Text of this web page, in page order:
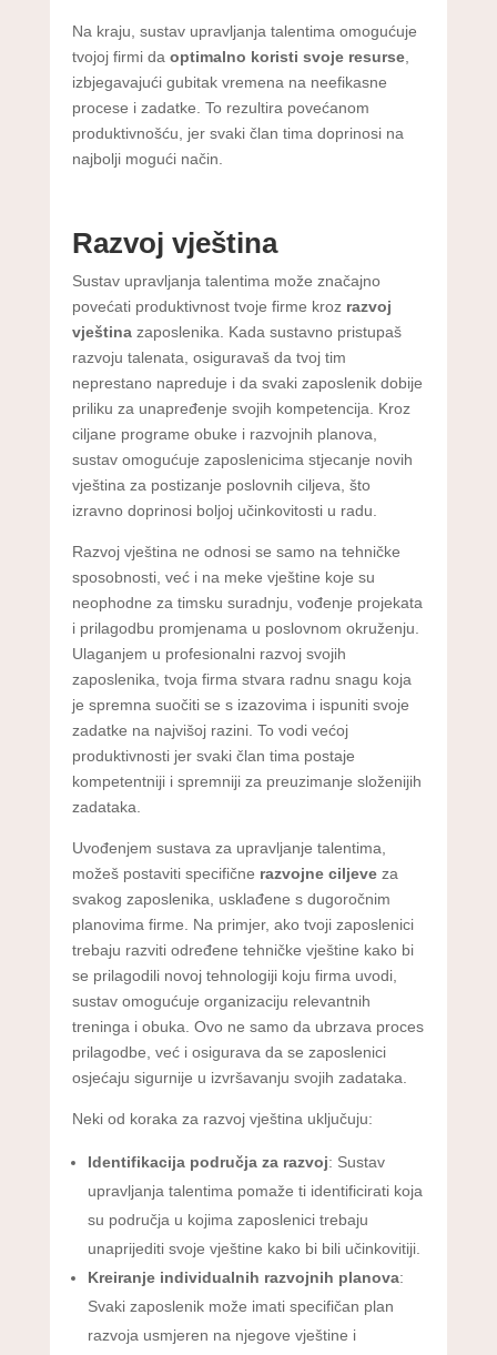
Na kraju, sustav upravljanja talentima omogućuje
tvojoj firmi da optimalno koristi svoje resurse,
izbjegavajući gubitak vremena na neefikasne
procese i zadatke. To rezultira povećanom
produktivnošću, jer svaki član tima doprinosi na
najbolji mogući način.
Razvoj vještina
Sustav upravljanja talentima može značajno
povećati produktivnost tvoje firme kroz razvoj
vještinazaposlenika. Kada sustavno pristupaš
razvoju talenata, osiguravaš da tvoj tim
neprestano napreduje i da svaki zaposlenik dobije
priliku za unapređenje svojih kompetencija. Kroz
ciljane programe obuke i razvojnih planova,
sustav omogućuje zaposlenicima stjecanje novih
vještina za postizanje poslovnih ciljeva, što
izravno doprinosi boljoj učinkovitosti u radu.
Razvoj vještina ne odnosi se samo na tehničke
sposobnosti, već i na meke vještine koje su
neophodne za timsku suradnju, vođenje projekata
i prilagodbu promjenama u poslovnom okruženju.
Ulaganjem u profesionalni razvoj svojih
zaposlenika, tvoja firma stvara radnu snagu koja
je spremna suočiti se s izazovima i ispuniti svoje
zadatke na najvišoj razini. To vodi većoj
produktivnosti jer svaki član tima postaje
kompetentniji i spremniji za preuzimanje složenijih
zadataka.
Uvođenjem sustava za upravljanje talentima,
možeš postaviti specifične razvojne ciljeveza
svakog zaposlenika, usklađene s dugoročnim
planovima firme. Na primjer, ako tvoji zaposlenici
trebaju razviti određene tehničke vještine kako bi
se prilagodili novoj tehnologiji koju firma uvodi,
sustav omogućuje organizaciju relevantnih
treninga i obuka. Ovo ne samo da ubrzava proces
prilagodbe, već i osigurava da se zaposlenici
osjećaju sigurnije u izvršavanju svojih zadataka.
Neki od koraka za razvoj vještina uključuju:
Identifikacija područja za razvoj: Sustav
upravljanja talentima pomaže ti identificirati koja
su područja u kojima zaposlenici trebaju
unaprijediti svoje vještine kako bi bili učinkovitiji.
Kreiranje individualnih razvojnih planova:
Svaki zaposlenik može imati specifičan plan
razvoja usmjeren na njegove vještine i